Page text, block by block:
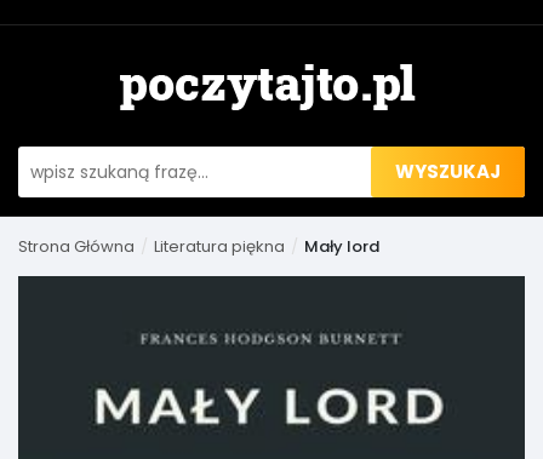
WYSZUKAJ
Strona Główna Literatura piękna Mały lord